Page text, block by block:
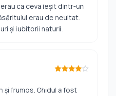
ca ceva ieșit dintr-un
erau de neuitat.
și iubitorii naturii.
și frumos. Ghidul a fost